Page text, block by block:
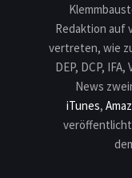
Redaktion auf
vertreten, wie
DEP, DCP,
News
iTunes,
veröffentlicht